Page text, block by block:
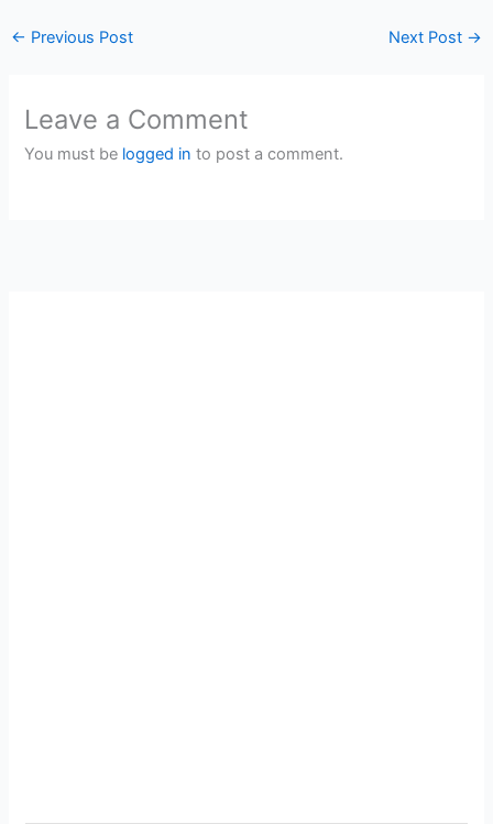
← Previous Post Next Post →
Leave a Comment
You must be logged in to post a comment.